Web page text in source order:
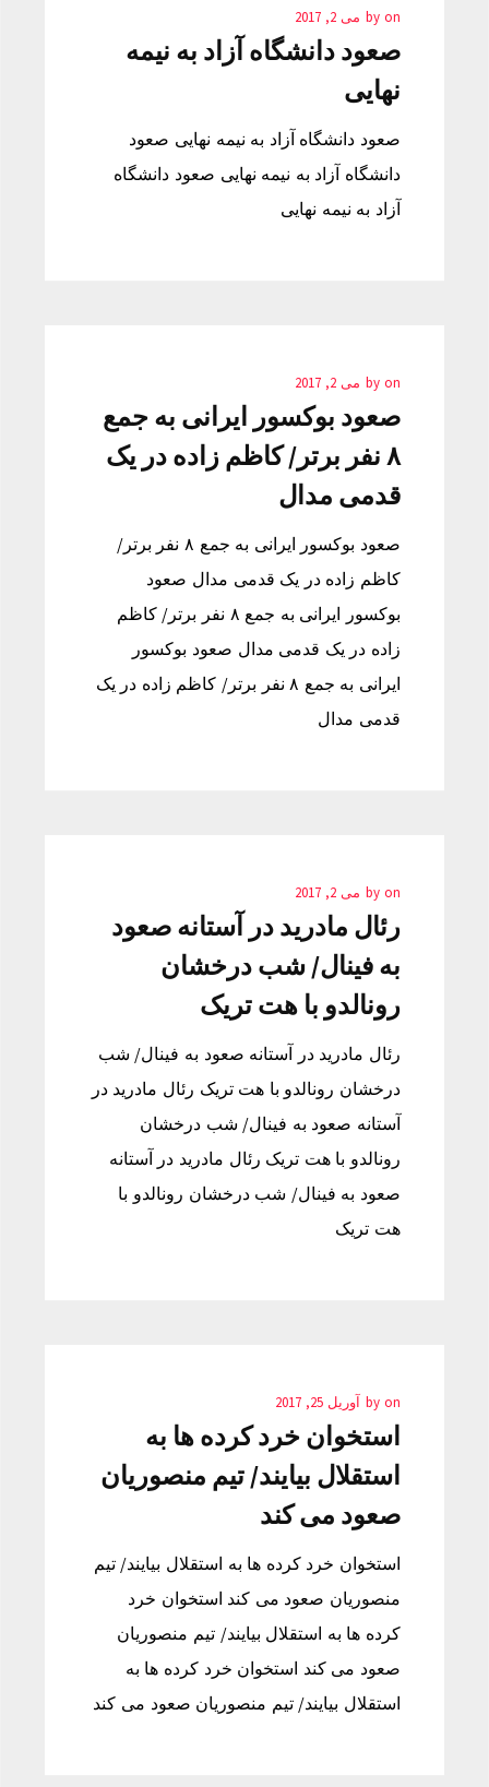
by on می 2, 2017
صعود دانشگاه آزاد به نیمه
نهایی
صعود دانشگاه آزاد به نیمه نهایی صعود
دانشگاه آزاد به نیمه نهایی صعود دانشگاه
آزاد به نیمه نهایی
by on می 2, 2017
صعود بوکسور ایرانی به جمع
۸ نفر برتر/ کاظم زاده در یک
قدمی مدال
صعود بوکسور ایرانی به جمع ۸ نفر برتر/
کاظم زاده در یک قدمی مدال صعود
بوکسور ایرانی به جمع ۸ نفر برتر/ کاظم
زاده در یک قدمی مدال صعود بوکسور
ایرانی به جمع ۸ نفر برتر/ کاظم زاده در یک
قدمی مدال
by on می 2, 2017
رئال مادرید در آستانه صعود
به فینال/ شب درخشان
رونالدو با هت تریک
رئال مادرید در آستانه صعود به فینال/ شب
درخشان رونالدو با هت تریک رئال مادرید در
آستانه صعود به فینال/ شب درخشان
رونالدو با هت تریک رئال مادرید در آستانه
صعود به فینال/ شب درخشان رونالدو با
هت تریک
by on آوریل 25, 2017
استخوان خرد کرده ها به
استقلال بیایند/ تیم منصوریان
صعود می کند
استخوان خرد کرده ها به استقلال بیایند/ تیم
منصوریان صعود می کند استخوان خرد
کرده ها به استقلال بیایند/ تیم منصوریان
صعود می کند استخوان خرد کرده ها به
استقلال بیایند/ تیم منصوریان صعود می کند